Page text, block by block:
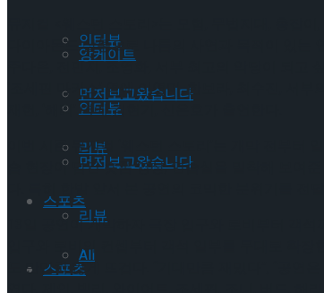
인터뷰
먼저보고왔습니다
리뷰
스포츠
All
앙케이트
인터뷰
먼저보고왔습니다
리뷰
스포츠
다이아몬드 살롱으로 나름의 사연과 목적이 있는
주다온, 전민지, 조영화, 서부 최고의 악당이 되고
‘조세핀 마커스’ 역에 이영미, 한보라, 최수진, 서
재헌, ‘해리’ 역에 김현기, 신은호가 출연한다.
이번 시즌 뮤지컬 ‘웨스턴 스토리’는 개막 전부
습 현장이 담긴 숏폼 영상, 연습실을 밀착해 보여
13일 공연이 개막하자 극장 입구와 로비부터 객
입구와 로비의 컨셉부터 객석 일부를 무대로 확
도 만만치 않게 뜨겁다. “기대만큼 재밌다”, “공